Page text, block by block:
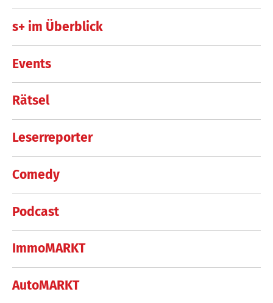
s+ im Überblick
Events
Rätsel
Leserreporter
Comedy
Podcast
ImmoMARKT
AutoMARKT